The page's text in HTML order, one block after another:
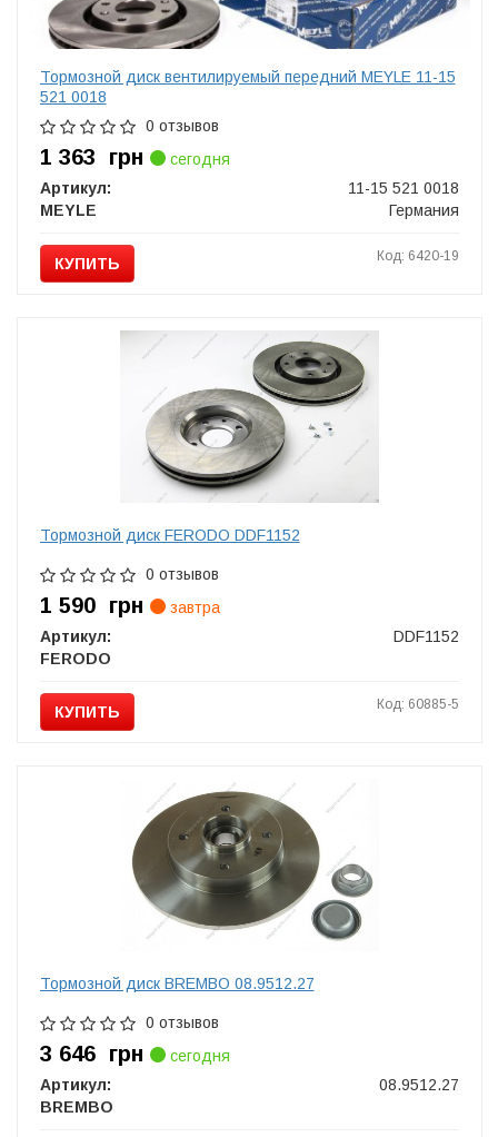
Тормозной диск вентилируемый передний MEYLE 11-15
521 0018
0 отзывов
1 363 грн
сегодня
Артикул:
11-15 521 0018
MEYLE
Германия
КУПИТЬ Код: 6420-19
Тормозной диск FERODO DDF1152
0 отзывов
1 590 грн
завтра
Артикул:
DDF1152
FERODO
КУПИТЬ Код: 60885-5
Тормозной диск BREMBO 08.9512.27
0 отзывов
3 646 грн
сегодня
Артикул:
08.9512.27
BREMBO